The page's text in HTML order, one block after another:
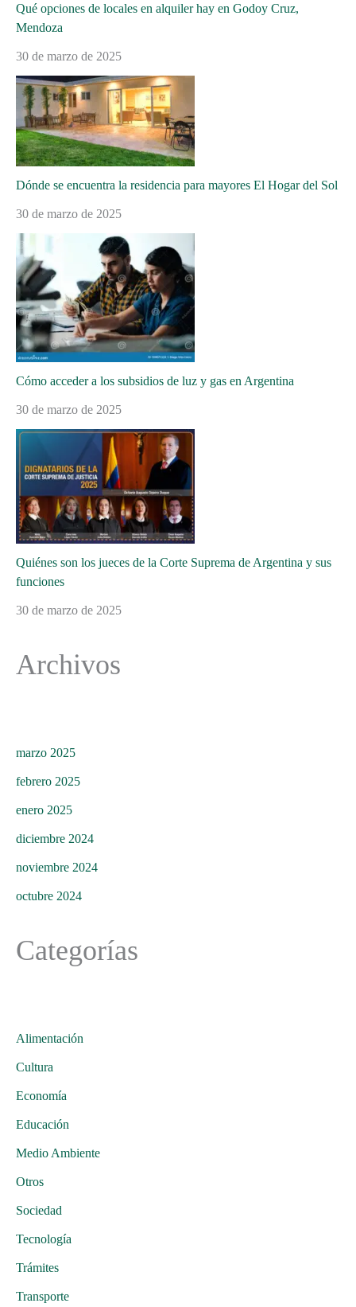
Qué opciones de locales en alquiler hay en Godoy Cruz,
Mendoza
30 de marzo de 2025
Dónde se encuentra la residencia para mayores El Hogar del Sol
30 de marzo de 2025
Cómo acceder a los subsidios de luz y gas en Argentina
30 de marzo de 2025
Quiénes son los jueces de la Corte Suprema de Argentina y sus
funciones
30 de marzo de 2025
Archivos
marzo 2025
febrero 2025
enero 2025
diciembre 2024
noviembre 2024
octubre 2024
Categorías
Alimentación
Cultura
Economía
Educación
Medio Ambiente
Otros
Sociedad
Tecnología
Trámites
Transporte